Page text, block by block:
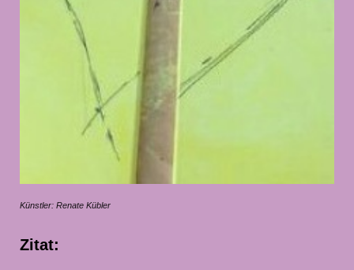
Künstler: Renate Kübler
Zitat: